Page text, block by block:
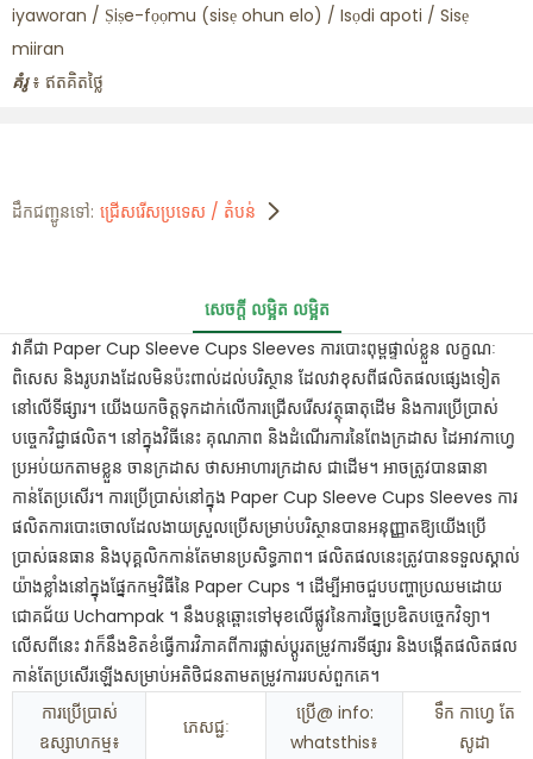
iyaworan / Ṣiṣe-fọọmu (sisẹ ohun elo) / Isọdi apoti / Sisẹ
miiran
គំរូ៖ ឥតគិតថ្លៃ
ដឹកជញ្ជូនទៅ: ជ្រើសរើសប្រទេស / តំបន់
សេចក្ដី លម្អិត លម្អិត
វាគឺជា Paper Cup Sleeve Cups Sleeves ការបោះពុម្ពផ្ទាល់ខ្លួន លក្ខណៈ
ពិសេស និងរូបរាងដែលមិនប៉ះពាល់ដល់បរិស្ថាន ដែលវាខុសពីផលិតផលផ្សេងទៀត
នៅលើទីផ្សារ។ យើងយកចិត្តទុកដាក់លើការជ្រើសរើសវត្ថុធាតុដើម និងការប្រើប្រាស់
បច្ចេកវិជ្ជាផលិត។ នៅក្នុងវិធីនេះ គុណភាព និងដំណើរការនៃពែងក្រដាស ដៃអាវកាហ្វេ
ប្រអប់យកតាមខ្លួន ចានក្រដាស ថាសអាហារក្រដាស ជាដើម។ អាចត្រូវបានធានា
កាន់តែប្រសើរ។ ការប្រើប្រាស់នៅក្នុង Paper Cup Sleeve Cups Sleeves ការ
ផលិតការបោះចោលដែលងាយស្រួលប្រើសម្រាប់បរិស្ថានបានអនុញ្ញាតឱ្យយើងប្រើ
ប្រាស់ធនធាន និងបុគ្គលិកកាន់តែមានប្រសិទ្ធភាព។ ផលិតផលនេះត្រូវបានទទួលស្គាល់
យ៉ាងខ្លាំងនៅក្នុងផ្នែកកម្មវិធីនៃ Paper Cups ។ ដើម្បី​អាច​ជួប​បញ្ហា​ប្រឈម​ដោយ​
ជោគជ័យ Uchampak ។ នឹងបន្តឆ្ពោះទៅមុខលើផ្លូវនៃការច្នៃប្រឌិតបច្ចេកវិទ្យា។
លើសពីនេះ វាក៏នឹងខិតខំធ្វើការវិភាគពីការផ្លាស់ប្តូរតម្រូវការទីផ្សារ និងបង្កើតផលិតផល
កាន់តែប្រសើរឡើងសម្រាប់អតិថិជនតាមតម្រូវការរបស់ពួកគេ។
ការប្រើប្រាស់
ឧស្សាហកម្ម៖
ភេសជ្ជៈ
ប្រើ@ info:
whatsthis៖
ទឹក កាហ្វេ តែ
សូដា